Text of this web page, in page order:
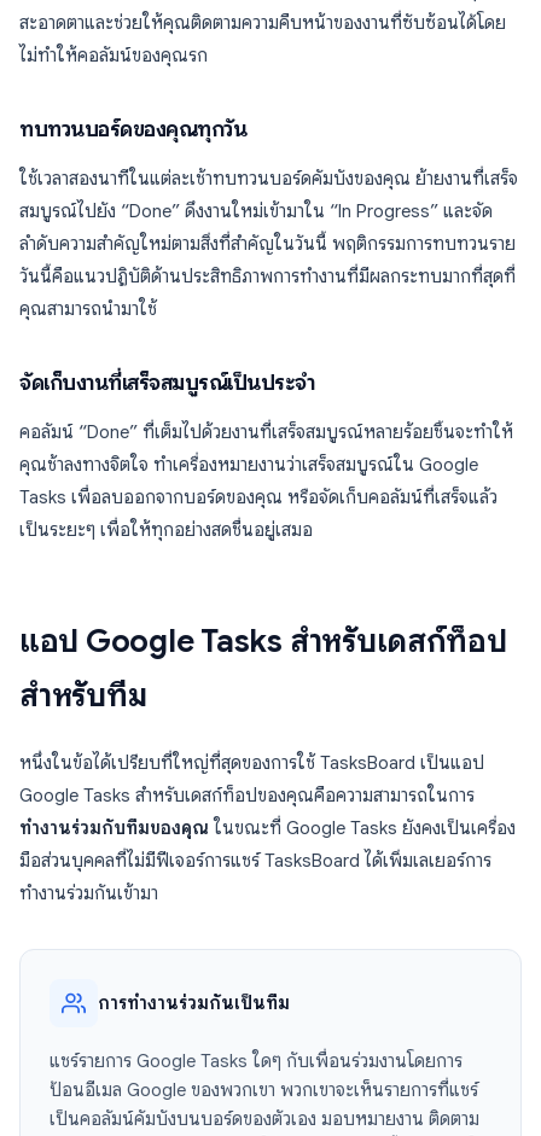
สะอาดตาและช่วยให้คุณติดตามความคืบหน้าของงานที่ซับซ้อนได้โดย
ไม่ทำให้คอลัมน์ของคุณรก
ทบทวนบอร์ดของคุณทุกวัน
ใช้เวลาสองนาทีในแต่ละเช้าทบทวนบอร์ดคัมบังของคุณ ย้ายงานที่เสร็จ
สมบูรณ์ไปยัง “Done” ดึงงานใหม่เข้ามาใน “In Progress” และจัด
ลำดับความสำคัญใหม่ตามสิ่งที่สำคัญในวันนี้ พฤติกรรมการทบทวนราย
วันนี้คือแนวปฏิบัติด้านประสิทธิภาพการทำงานที่มีผลกระทบมากที่สุดที่
คุณสามารถนำมาใช้
จัดเก็บงานที่เสร็จสมบูรณ์เป็นประจำ
คอลัมน์ “Done” ที่เต็มไปด้วยงานที่เสร็จสมบูรณ์หลายร้อยชิ้นจะทำให้
คุณช้าลงทางจิตใจ ทำเครื่องหมายงานว่าเสร็จสมบูรณ์ใน Google
Tasks เพื่อลบออกจากบอร์ดของคุณ หรือจัดเก็บคอลัมน์ที่เสร็จแล้ว
เป็นระยะๆ เพื่อให้ทุกอย่างสดชื่นอยู่เสมอ
แอป Google Tasks สำหรับเดสก์ท็อป
สำหรับทีม
หนึ่งในข้อได้เปรียบที่ใหญ่ที่สุดของการใช้ TasksBoard เป็นแอป
Google Tasks สำหรับเดสก์ท็อปของคุณคือความสามารถในการ
ทำงานร่วมกับทีมของคุณ ในขณะที่ Google Tasks ยังคงเป็นเครื่อง
มือส่วนบุคคลที่ไม่มีฟีเจอร์การแชร์ TasksBoard ได้เพิ่มเลเยอร์การ
ทำงานร่วมกันเข้ามา
การทำงานร่วมกันเป็นทีม
แชร์รายการ Google Tasks ใดๆ กับเพื่อนร่วมงานโดยการ
ป้อนอีเมล Google ของพวกเขา พวกเขาจะเห็นรายการที่แชร์
เป็นคอลัมน์คัมบังบนบอร์ดของตัวเอง มอบหมายงาน ติดตาม